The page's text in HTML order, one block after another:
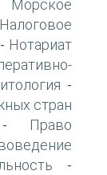
Морское
Налоговое
- Нотариат
-
стран
Право
-